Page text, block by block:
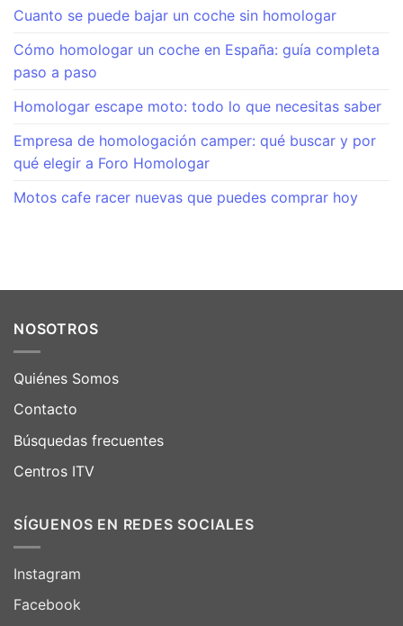
Cuanto se puede bajar un coche sin homologar
Cómo homologar un coche en España: guía completa
paso a paso
Homologar escape moto: todo lo que necesitas saber
Empresa de homologación camper: qué buscar y por
qué elegir a Foro Homologar
Motos cafe racer nuevas que puedes comprar hoy
NOSOTROS
Quiénes Somos
Contacto
Búsquedas frecuentes
Centros ITV
SÍGUENOS EN REDES SOCIALES
Instagram
Facebook